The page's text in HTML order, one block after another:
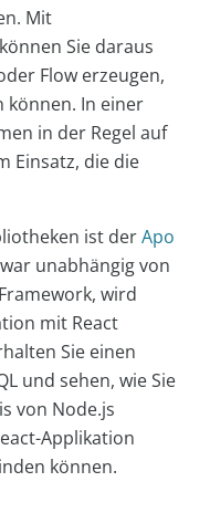
Mit
Sie daraus
Flow erzeugen,
können. In einer
in der Regel auf
Einsatz, die die
ist derApo
unabhängig von
wird
mit React
Sie einen
und sehen, wie Sie
von Node.js
Applikation
können.